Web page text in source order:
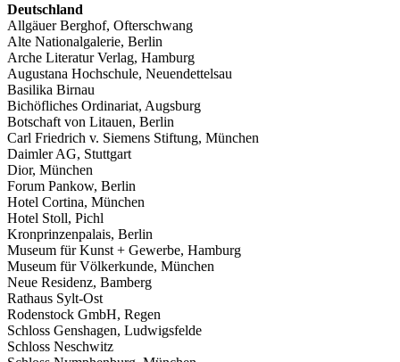
Deutschland
Allgäuer Berghof, Ofterschwang
Alte Nationalgalerie, Berlin
Arche Literatur Verlag, Hamburg
Augustana Hochschule, Neuendettelsau
Basilika Birnau
Bichöfliches Ordinariat, Augsburg
Botschaft von Litauen, Berlin
Carl Friedrich v. Siemens Stiftung, München
Daimler AG, Stuttgart
Dior, München
Forum Pankow, Berlin
Hotel Cortina, München
Hotel Stoll, Pichl
Kronprinzenpalais, Berlin
Museum für Kunst + Gewerbe, Hamburg
Museum für Völkerkunde, München
Neue Residenz, Bamberg
Rathaus Sylt-Ost
Rodenstock GmbH, Regen
Schloss Genshagen, Ludwigsfelde
Schloss Neschwitz